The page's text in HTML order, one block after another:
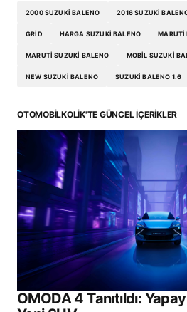
2000 SUZUKI BALENO 2016 SUZUKI
GRID HARGA SUZUKI BALENO MARUTI
MARUTI SUZUKI BALENO MOBIL SUZUKI
NEW SUZUKI BALENO SUZUKI BALENO 1.6
OTOMOBILKOLIK'TE GÜNCEL İÇERIKLER
OMODA 4 Tanıtıldı: